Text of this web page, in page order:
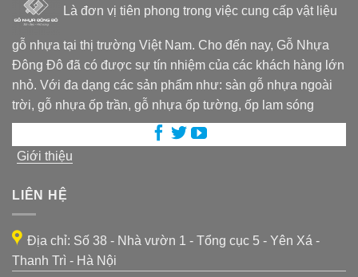
Là đơn vị tiên phong trong việc cung cấp vật liệu
gỗ nhựa tại thị trường Việt Nam. Cho đến nay, Gỗ Nhựa
Đông Đô đã có được sự tín nhiệm của các khách hàng lớn
nhỏ. Với đa dạng các sản phẩm như: sàn gỗ nhựa ngoài
trời, gỗ nhựa ốp trần, gỗ nhựa ốp tường, ốp lam sóng
Giới thiệu
LIÊN HỆ
Địa chỉ: Số 38 - Nhà vườn 1 - Tổng cục 5 - Yên Xá -
Thanh Trì - Hà Nội